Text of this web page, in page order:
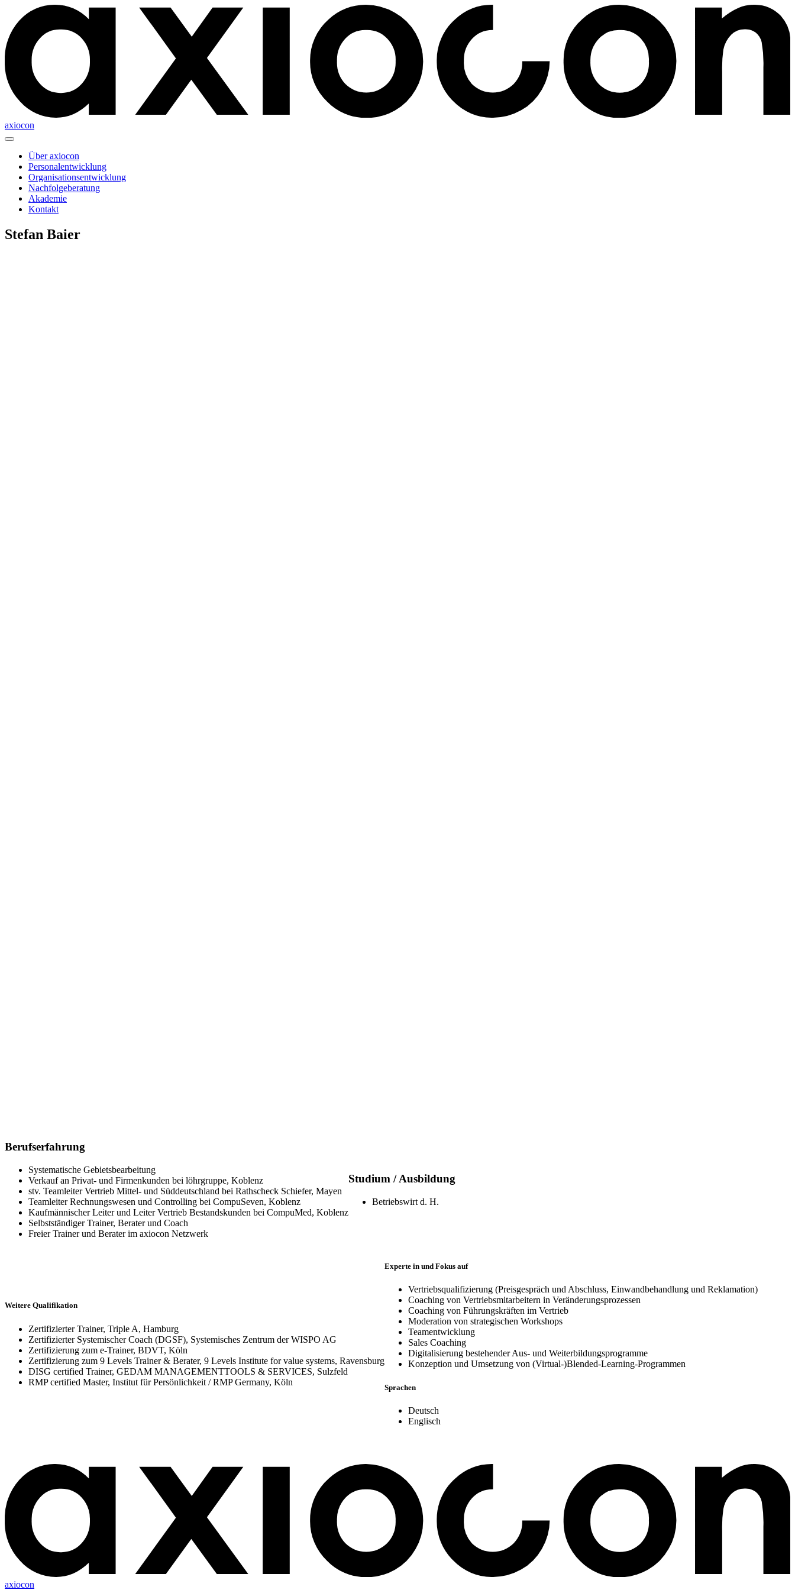
axiocon
Über axiocon
Personalentwicklung
Organisationsentwicklung
Nachfolgeberatung
Akademie
Kontakt
Stefan Baier
Berufserfahrung
Systematische Gebietsbearbeitung
Verkauf an Privat- und Firmenkunden bei löhrgruppe, Koblenz
stv. Teamleiter Vertrieb Mittel- und Süddeutschland bei Rathscheck Schiefer, Mayen
Teamleiter Rechnungswesen und Controlling bei CompuSeven, Koblenz
Kaufmännischer Leiter und Leiter Vertrieb Bestandskunden bei CompuMed, Koblenz
Selbstständiger Trainer, Berater und Coach
Freier Trainer und Berater im axiocon Netzwerk
Studium / Ausbildung
Betriebswirt d. H.
Weitere Qualifikation
Zertifizierter Trainer, Triple A, Hamburg
Zertifizierter Systemischer Coach (DGSF), Systemisches Zentrum der WISPO AG
Zertifizierung zum e-Trainer, BDVT, Köln
Zertifizierung zum 9 Levels Trainer & Berater, 9 Levels Institute for value systems, Ravensburg
DISG certified Trainer, GEDAM MANAGEMENTTOOLS & SERVICES, Sulzfeld
RMP certified Master, Institut für Persönlichkeit / RMP Germany, Köln
Experte in und Fokus auf
Vertriebsqualifizierung (Preisgespräch und Abschluss, Einwandbehandlung und Reklamation)
Coaching von Vertriebsmitarbeitern in Veränderungsprozessen
Coaching von Führungskräften im Vertrieb
Moderation von strategischen Workshops
Teamentwicklung
Sales Coaching
Digitalisierung bestehender Aus- und Weiterbildungsprogramme
Konzeption und Umsetzung von (Virtual-)Blended-Learning-Programmen
Sprachen
Deutsch
Englisch
axiocon